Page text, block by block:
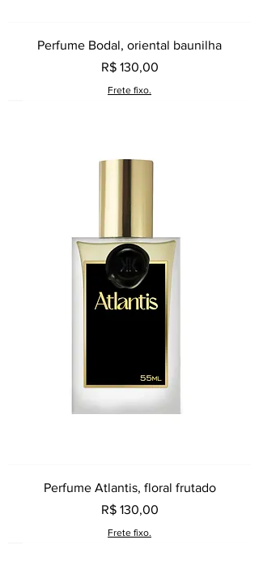
Perfume Bodal, oriental baunilha
Preço
R$ 130,00
Frete fixo.
Perfume Atlantis, floral frutado
Preço
R$ 130,00
Frete fixo.